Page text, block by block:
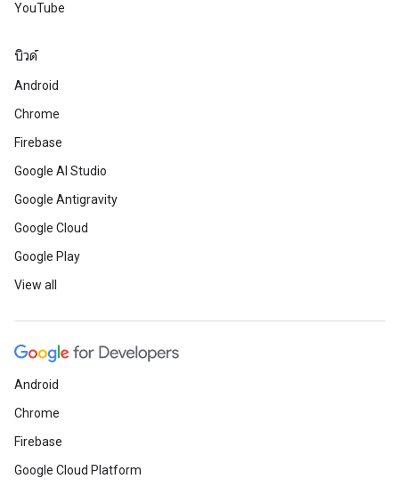
YouTube
บิวด์
Android
Chrome
Firebase
Google AI Studio
Google Antigravity
Google Cloud
Google Play
View all
Android
Chrome
Firebase
Google Cloud Platform